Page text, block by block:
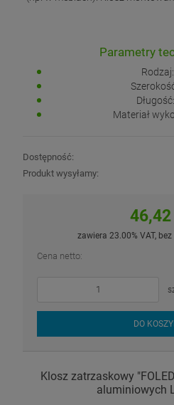
Parametry
Rodzaj:
Długość:
Materiał
Dostępność:
Produkt wysyłamy:
46,42
zawiera 23.00% VAT,
Cena netto:
DO
Klosz zatrzaskowy
aluminiowych